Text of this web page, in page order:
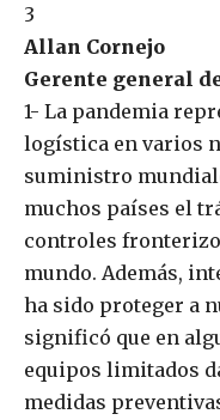
3
Allan Cornejo
Gerente general
1- La pandemia
logística en varios
suministro
muchos países el
controles
mundo. Además,
ha sido proteger a
significó que en
equipos limitados
medidas